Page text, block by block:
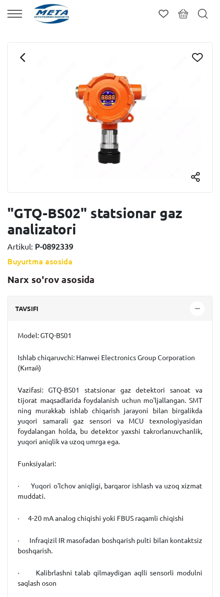
"GTQ-BS02" statsionar gaz
analizatori
Artikul: P-0892339
Buyurtma asosida
Narx so'rov asosida
TAVSIFI
Model:GTQ-BS01
Ishlab chiqaruvchi: Hanwei Electronics Group Corporation
(Китай)
Vazifasi: GTQ-BS01 statsionar gaz detektori sanoat va
tijorat maqsadlarida foydalanish uchun mo'ljallangan. SMT
ning murakkab ishlab chiqarish jarayoni bilan birgalikda
yuqori samarali gaz sensori va MCU texnologiyasidan
foydalangan holda, bu detektor yaxshi takrorlanuvchanlik,
yuqori aniqlik va uzoq umrga ega.
Funksiyalari:
· Yuqori o'lchov aniqligi, barqaror ishlash va uzoq xizmat
muddati.
· 4-20 mA analog chiqishi yoki FBUS raqamli chiqishi
· Infraqizil IR masofadan boshqarish pulti bilan kontaktsiz
boshqarish.
· Kalibrlashni talab qilmaydigan aqlli sensorli modulni
saqlash oson